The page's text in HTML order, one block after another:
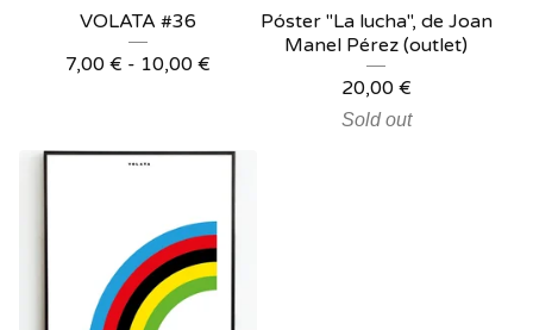
VOLATA #36
7,00 € - 10,00 €
Póster "La lucha", de Joan
Manel Pérez (outlet)
20,00 €
Sold out